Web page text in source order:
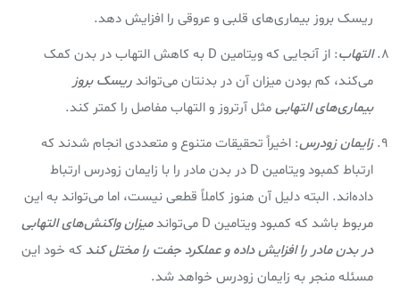
ریسک بروز بیماری‌های قلبی و عروقی را افزایش دهد.
التهاب
: از آنجایی که ویتامین D به کاهش التهاب در بدن کمک
می‌کند، کم بودن میزان آن در بدنتان می‌تواندریسک بروز
بیماری‌های التهابیمثل آرتروز و التهاب مفاصل را کمتر کند.
زایمان زودرس: اخیراً تحقیقات متنوع و متعددی انجام شدند که
ارتباط کمبود ویتامین D در بدن مادر را با زایمان زودرس ارتباط
داده‌اند. البته دلیل آن هنوز کاملاً قطعی نیست، اما می‌تواند به این
مربوط باشد که کمبود ویتامین D می‌تواند
میزان واکنش‌های التهابی
در بدن مادر را افزایش داده و عملکرد جفت را مختل کندکه خود این
مسئله منجر به زایمان زودرس خواهد شد.